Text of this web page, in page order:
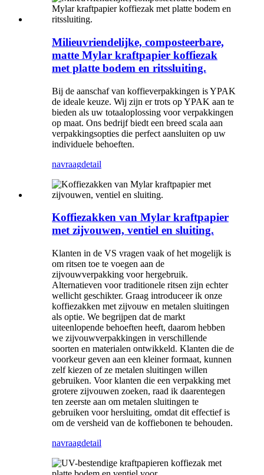
Milieuvriendelijke, composteerbare,
matte Mylar kraftpapier koffiezak
met platte bodem en ritssluiting.
Bij de aanschaf van koffieverpakkingen is YPAK
de ideale keuze. Wij zijn er trots op YPAK aan te
bieden als uw totaaloplossing voor verpakkingen
op maat. Ons bedrijf biedt een breed scala aan
verpakkingsopties die perfect aansluiten op uw
individuele behoeften.
navraagdetail
Koffiezakken van Mylar kraftpapier
met zijvouwen, ventiel en sluiting.
Klanten in de VS vragen vaak of het mogelijk is
om ritsen toe te voegen aan de
zijvouwverpakking voor hergebruik.
Alternatieven voor traditionele ritsen zijn echter
wellicht geschikter. Graag introduceer ik onze
koffiezakken met zijvouw en metalen sluitingen
als optie. We begrijpen dat de markt
uiteenlopende behoeften heeft, daarom hebben
we zijvouwverpakkingen in verschillende
soorten en materialen ontwikkeld. Klanten die de
voorkeur geven aan een kleiner formaat, kunnen
zelf kiezen of ze metalen sluitingen willen
gebruiken. Voor klanten die een verpakking met
grotere zijvouwen zoeken, raad ik daarentegen
ten zeerste aan om metalen sluitingen te
gebruiken voor hersluiting, omdat dit effectief is
om de versheid van de koffiebonen te behouden.
navraagdetail